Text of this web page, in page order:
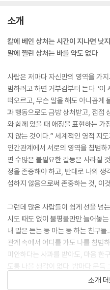
소개
칼에 베인 상처는 시간이 지나면 낫
말에 찔린 상처는 바를 약도 없다
사람은 저마다 자신만의 영역을 가
범하려고 하면 거부감부터 든다. ‘이
떠오르고, 무슨 말을 해도 아니꼽게
과 행동으로도 금방 상처받고, 점점
와 함께 있을 때 애정을 표현하는 가
지 않는 것이다.” 세계적인 영적 지
인간관계에서 서로의 영역을 침범
면 수많은 불필요한 갈등은 사라질
정을 존중해야 하고, 반대로 나의 생
섭하지 않음으로써 존중하는 것, 이
그런데 많은 사람들이 쉽게 선을 넘
시도 때도 없이 불평불만만 늘어놓
내 말은 듣는 둥 마는 둥 하는 친구
관계 속에서 어디를 가도 나를 침범
미안하다는 사과를 받아도, 마음 한
도통 나을 생각이 없다. 밤마다 문득
아무렇지 않게 대하는 그 사람과 마
소개